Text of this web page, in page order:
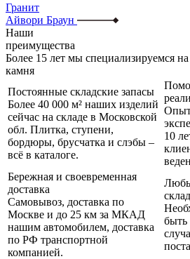
Гранит
Айвори Браун
Наши
преимущества
Более 15 лет мы специализируемся на
камня
Постоянные складские запасы
Более 40 000 м² наших изделий
сейчас на складе в Московской
обл. Плитка, ступени,
бордюры, брусчатка и слэбы –
всё в каталоге.
10
Бережная и своевременная
доставка
Самовывоз, доставка по
Москве и до 25 км за МКАД
нашим автомобилем, доставка
по РФ транспортной
компанией.
быть